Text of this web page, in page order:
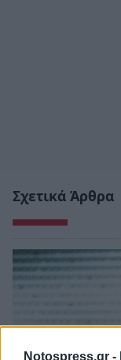
Notospress.gr -
Σχετικά Άρθρα